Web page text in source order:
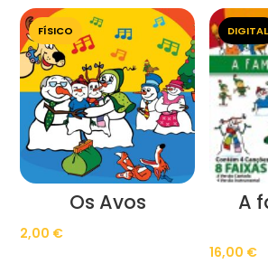
FÍSICO
Os Avos
2,00 €
DIGITAL
A
16,00 €